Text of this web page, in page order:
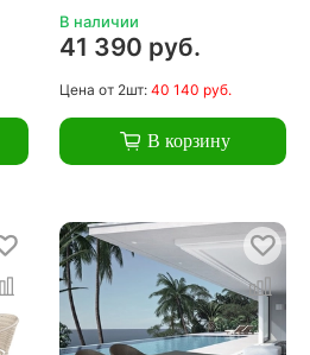
В наличии
41 390 руб.
Цена от 2шт: 40 140 руб.
В корзину